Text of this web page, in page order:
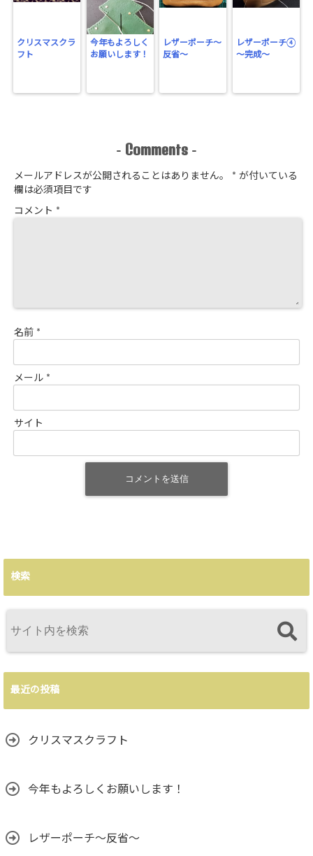
クリスマスクラ
フト
今年もよろしく
お願いします！
レザーポーチ～
反省～
レザーポーチ④
～完成～
- Comments -
メールアドレスが公開されることはありません。 * が付いている
欄は必須項目です
コメント *
名前 *
メール *
サイト
検索
最近の投稿
クリスマスクラフト
今年もよろしくお願いします！
レザーポーチ～反省～